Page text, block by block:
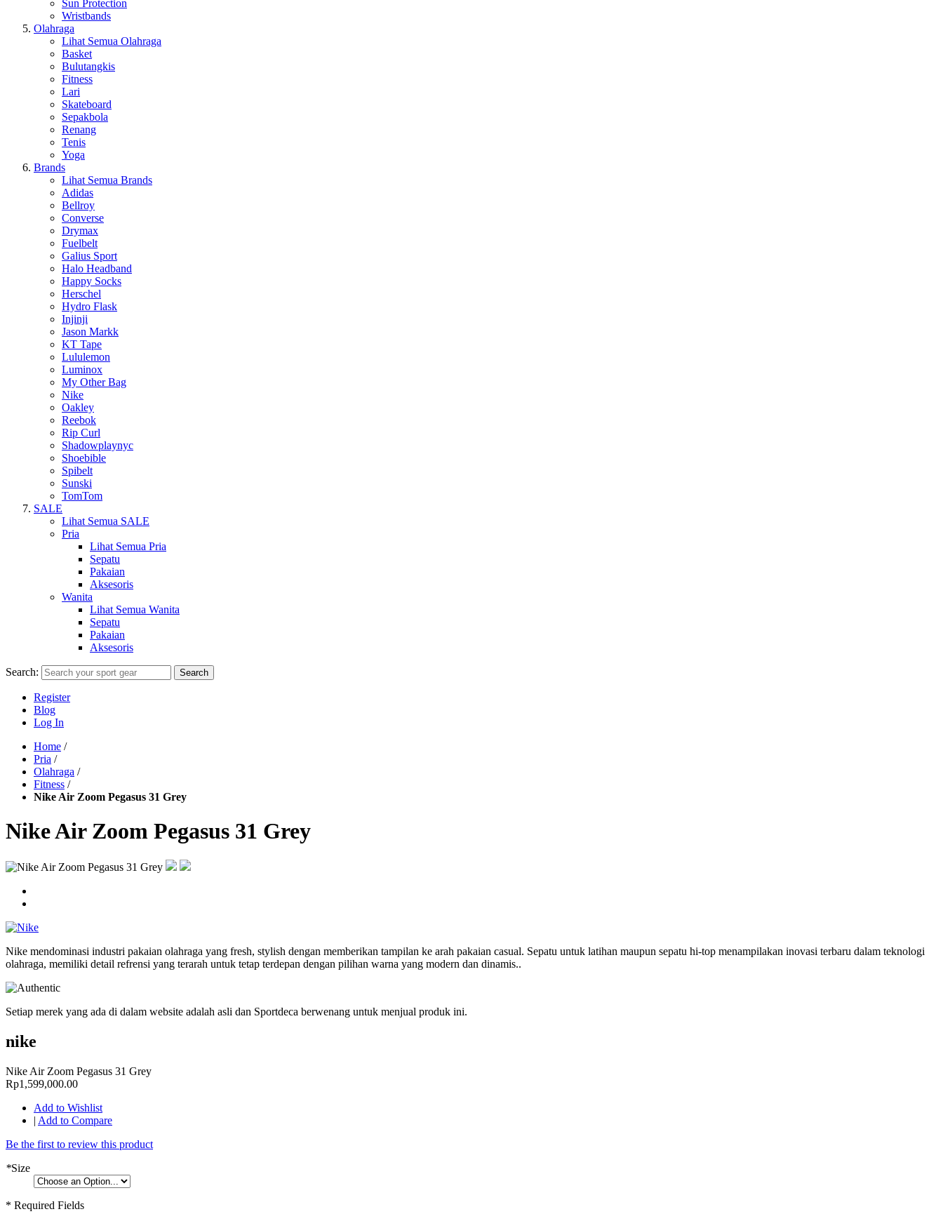
Sun Protection
Wristbands
Olahraga
Lihat Semua Olahraga
Basket
Bulutangkis
Fitness
Lari
Skateboard
Sepakbola
Renang
Tenis
Yoga
Brands
Lihat Semua Brands
Adidas
Bellroy
Converse
Drymax
Fuelbelt
Galius Sport
Halo Headband
Happy Socks
Herschel
Hydro Flask
Injinji
Jason Markk
KT Tape
Lululemon
Luminox
My Other Bag
Nike
Oakley
Reebok
Rip Curl
Shadowplaynyc
Shoebible
Spibelt
Sunski
TomTom
SALE
Lihat Semua SALE
Pria
Lihat Semua Pria
Sepatu
Pakaian
Aksesoris
Wanita
Lihat Semua Wanita
Sepatu
Pakaian
Aksesoris
Search: Search
Register
Blog
Log In
Home /
Pria /
Olahraga /
Fitness /
Nike Air Zoom Pegasus 31 Grey
Nike Air Zoom Pegasus 31 Grey
Nike mendominasi industri pakaian olahraga yang fresh, stylish dengan memberikan tampilan ke arah pakaian casual. Sepatu untuk latihan maupun sepatu hi-top menampilakan inovasi terbaru dalam teknologi
olahraga, memiliki detail refrensi yang terarah untuk tetap terdepan dengan pilihan warna yang modern dan dinamis..
Setiap merek yang ada di dalam website adalah asli dan Sportdeca berwenang untuk menjual produk ini.
nike
Nike Air Zoom Pegasus 31 Grey
Rp1,599,000.00
Add to Wishlist
| Add to Compare
Be the first to review this product
*Size
* Required Fields